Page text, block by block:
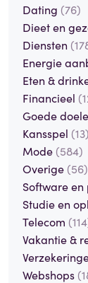
Dating (76)
Dieet en
Diensten
Energie
Eten &
Financieel
Goede
Kansspel (13)
Mode (584)
Overige (56)
Software
Studie en
Telecom
Vakantie &
Webshops